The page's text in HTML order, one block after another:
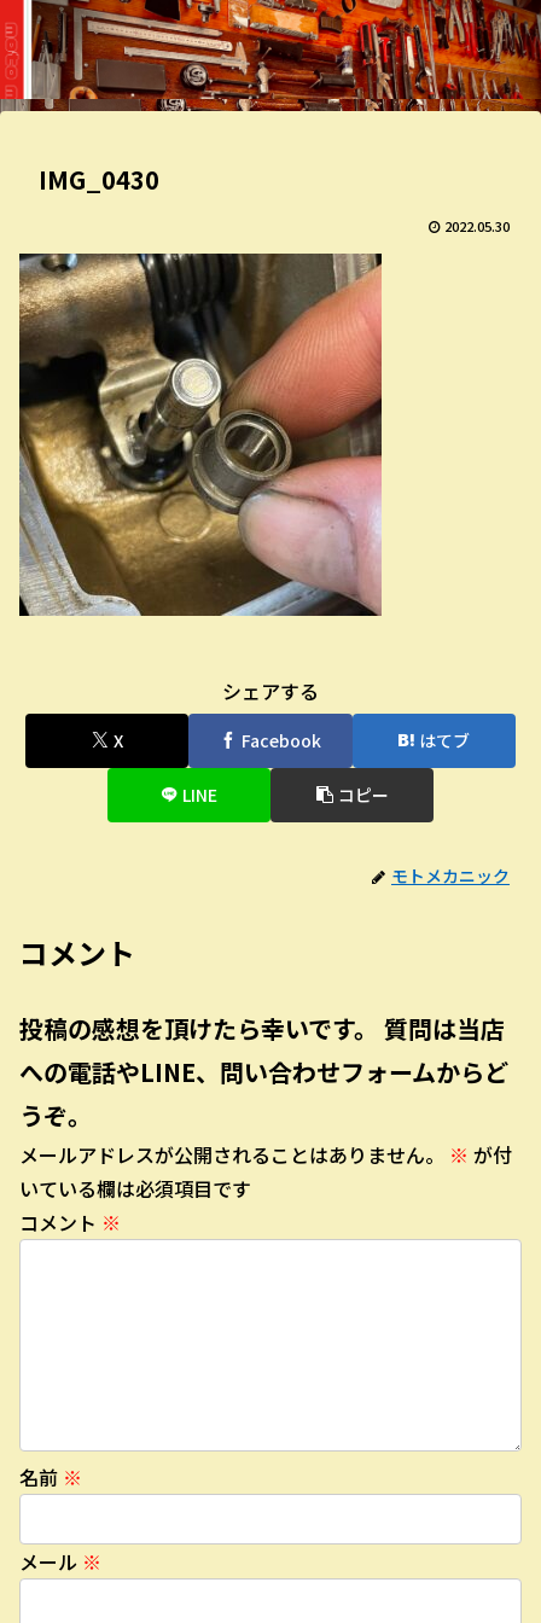
IMG_0430
2022.05.30
シェアする
X Facebook はてブ
LINE コピー
モトメカニック
コメント
投稿の感想を頂けたら幸いです。 質問は当店
への電話やLINE、問い合わせフォームからど
うぞ。
メールアドレスが公開されることはありません。 ※ が付
いている欄は必須項目です
コメント ※
名前 ※
メール ※